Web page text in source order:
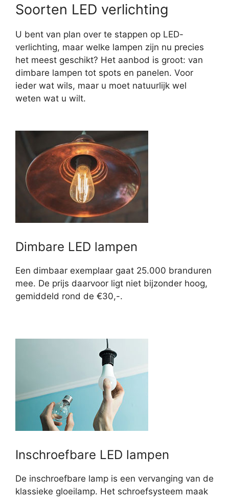
Soorten LED verlichting
U bent van plan over te stappen op LED-
verlichting, maar welke lampen zijn nu precies
het meest geschikt? Het aanbod is groot: van
dimbare lampen tot spots en panelen. Voor
ieder wat wils, maar u moet natuurlijk wel
weten wat u wilt.
Dimbare LED lampen
Een dimbaar exemplaar gaat 25.000 branduren
mee. De prijs daarvoor ligt niet bijzonder hoog,
gemiddeld rond de €30,-.
Inschroefbare LED lampen
De inschroefbare lamp is een vervanging van de
klassieke gloeilamp. Het schroefsysteem maak